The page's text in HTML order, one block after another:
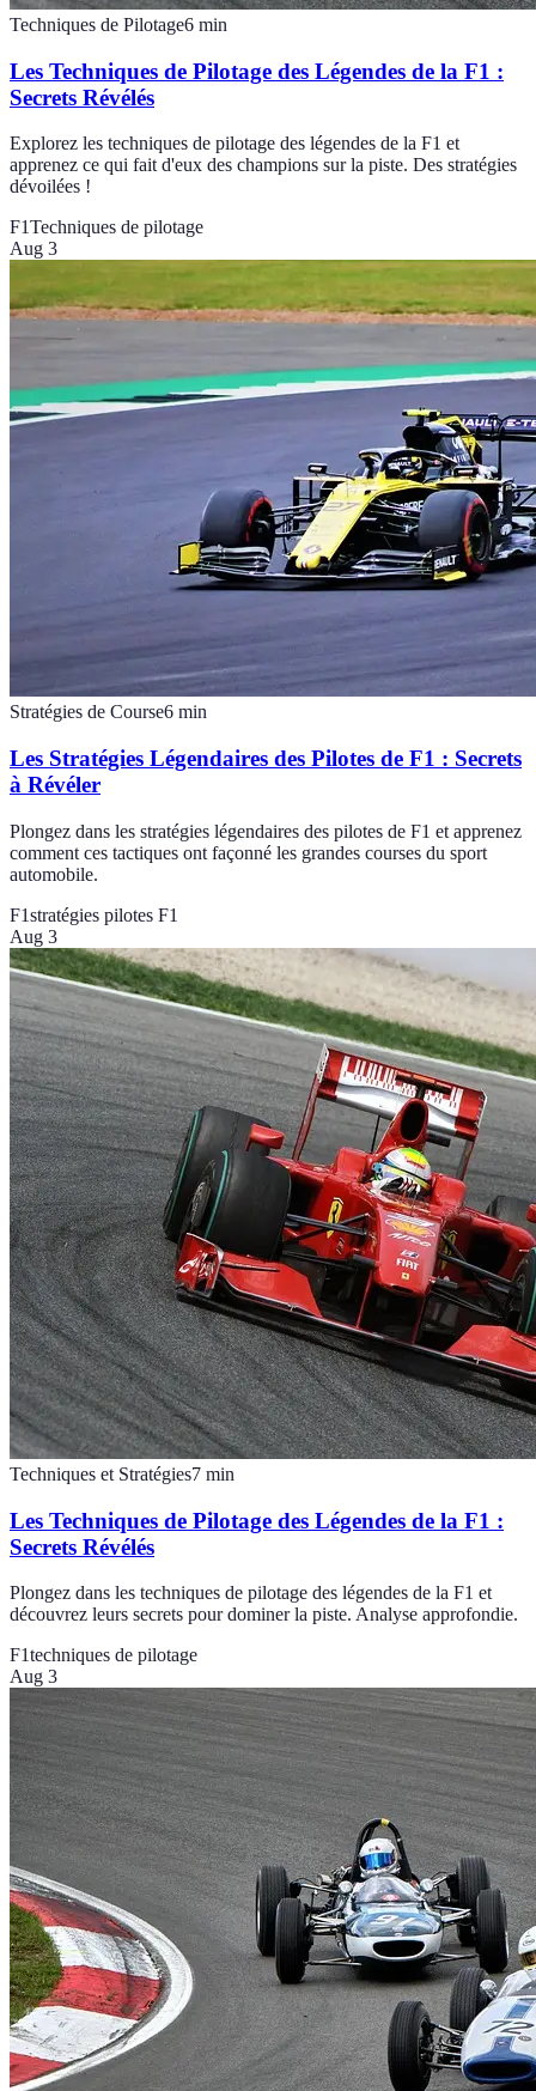
Techniques de Pilotage6 min
Les Techniques de Pilotage des Légendes de la F1 :
Secrets Révélés
Explorez les techniques de pilotage des légendes de la F1 et
apprenez ce qui fait d'eux des champions sur la piste. Des stratégies
dévoilées !
F1Techniques de pilotage
Aug 3
Stratégies de Course6 min
Les Stratégies Légendaires des Pilotes de F1 : Secrets
à Révéler
Plongez dans les stratégies légendaires des pilotes de F1 et apprenez
comment ces tactiques ont façonné les grandes courses du sport
automobile.
F1stratégies pilotes F1
Aug 3
Techniques et Stratégies7 min
Les Techniques de Pilotage des Légendes de la F1 :
Secrets Révélés
Plongez dans les techniques de pilotage des légendes de la F1 et
découvrez leurs secrets pour dominer la piste. Analyse approfondie.
F1techniques de pilotage
Aug 3